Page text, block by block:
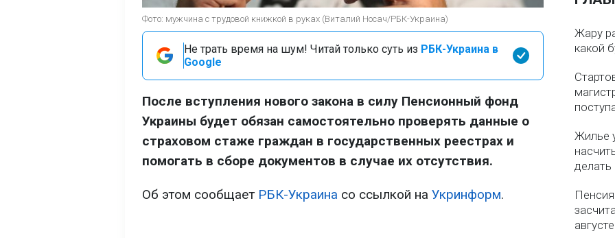
Фото: мужчина с трудовой книжкой в руках (Виталий Носач/РБК-Украина)
Не трать время на шум! Читай только суть из РБК-Украина в
Google
После вступления нового закона в силу Пенсионный фонд
Украины будет обязан самостоятельно проверять данные о
страховом стаже граждан в государственных реестрах и
помогать в сборе документов в случае их отсутствия.
Об этом сообщает РБК-Украина со ссылкой на Укринформ.
Жару
какой
Жилье
делать
августе